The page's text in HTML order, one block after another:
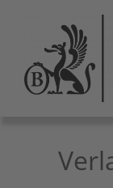
springen